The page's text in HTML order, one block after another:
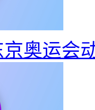
奥运会